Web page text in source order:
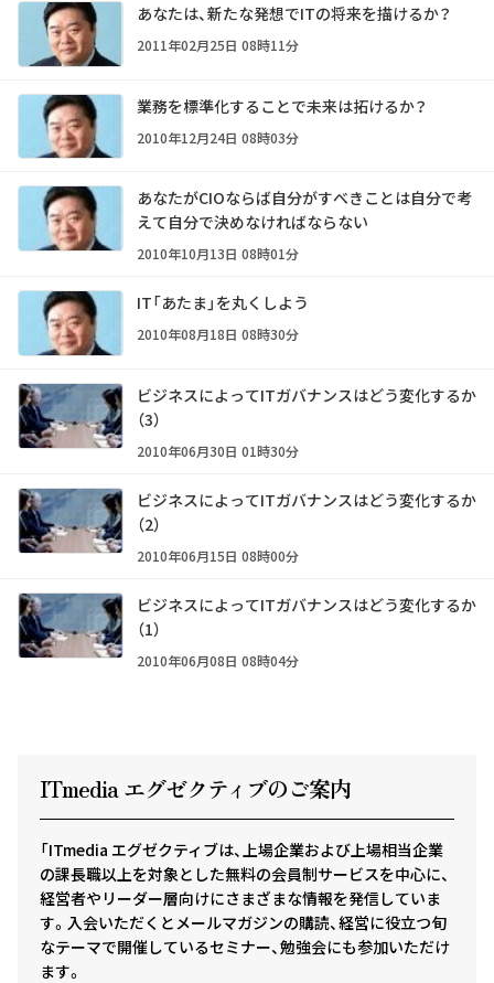
あなたは、新たな発想でITの将来を描けるか？
2011年02月25日 08時11分
業務を標準化することで未来は拓けるか？
2010年12月24日 08時03分
あなたがCIOならば自分がすべきことは自分で考
えて自分で決めなければならない
2010年10月13日 08時01分
IT「あたま」を丸くしよう
2010年08月18日 08時30分
ビジネスによってITガバナンスはどう変化するか
（3）
2010年06月30日 01時30分
ビジネスによってITガバナンスはどう変化するか
（2）
2010年06月15日 08時00分
ビジネスによってITガバナンスはどう変化するか
（1）
2010年06月08日 08時04分
ITmedia エグゼクティ ブのご案内
「ITmedia エグゼクティブは、上場企業および上場相当企業
の課長職以上を対象とした無料の会員制サービスを中心に、
経営者やリーダー層向けにさまざまな情報を発信していま
す。入会いただくとメールマガジンの購読、経営に役立つ旬
なテーマで開催しているセミナー、勉強会にも参加いただけ
ます。